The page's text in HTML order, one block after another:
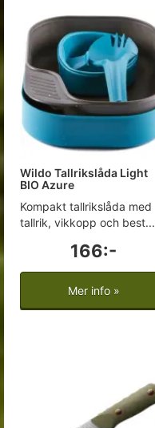
Wildo Tallrikslåda Light
BIO Azure
Kompakt tallrikslåda med
tallrik, vikkopp och best...
166:-
Mer info »